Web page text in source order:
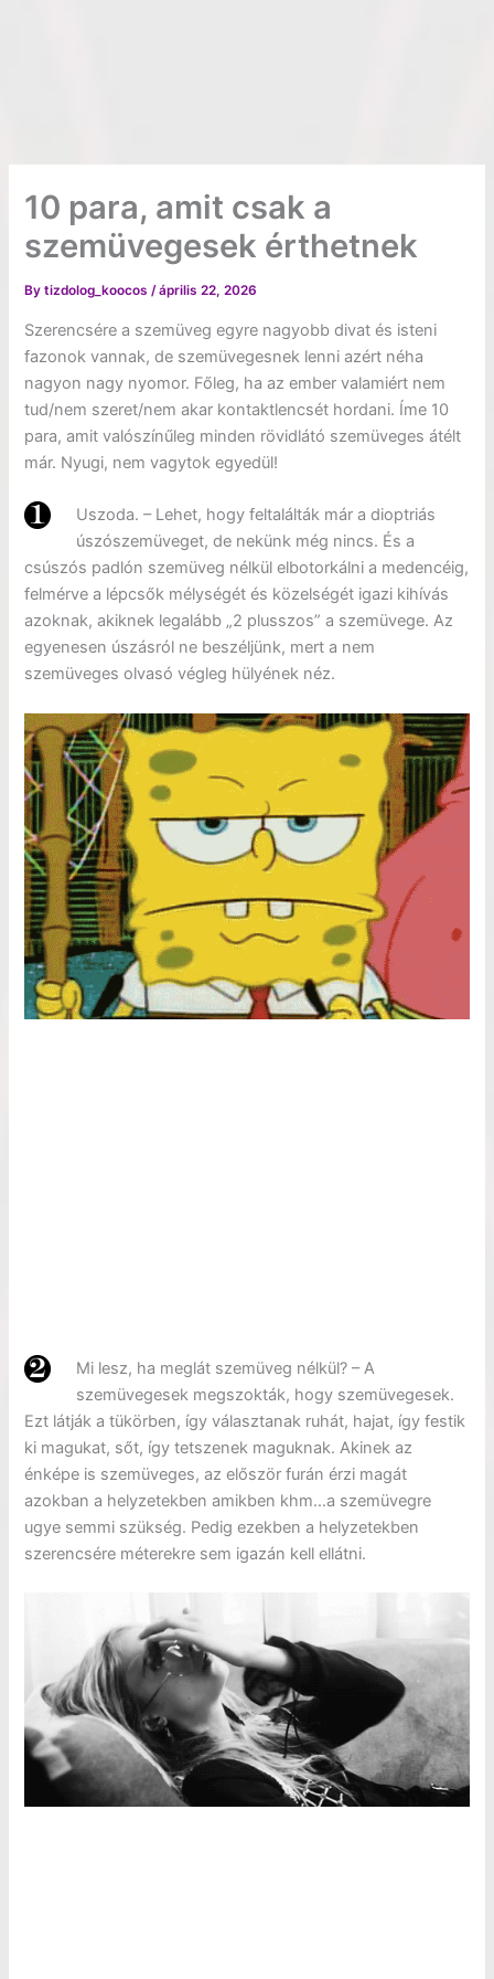
10 para, amit csak a
szemüvegesek érthetnek
Bytizdolog_koocos/április 22, 2026
Szerencsére a szemüveg egyre nagyobb divat és isteni
fazonok vannak, de szemüvegesnek lenni azért néha
nagyon nagy nyomor. Főleg, ha az ember valamiért nem
tud/nem szeret/nem akar kontaktlencsét hordani. Íme 10
para, amit valószínűleg minden rövidlátó szemüveges átélt
már. Nyugi, nem vagytok egyedül!
Uszoda. – Lehet, hogy feltalálták már a dioptriás
úszószemüveget, de nekünk még nincs. És a
csúszós padlón szemüveg nélkül elbotorkálni a medencéig,
felmérve a lépcsők mélységét és közelségét igazi kihívás
azoknak, akiknek legalább „2 plusszos” a szemüvege. Az
egyenesen úszásról ne beszéljünk, mert a nem
szemüveges olvasó végleg hülyének néz.
Mi lesz, ha meglát szemüveg nélkül? – A
szemüvegesek megszokták, hogy szemüvegesek.
Ezt látják a tükörben, így választanak ruhát, hajat, így festik
ki magukat, sőt, így tetszenek maguknak. Akinek az
énképe is szemüveges, az először furán érzi magát
azokban a helyzetekben amikben khm…a szemüvegre
ugye semmi szükség. Pedig ezekben a helyzetekben
szerencsére méterekre sem igazán kell ellátni.